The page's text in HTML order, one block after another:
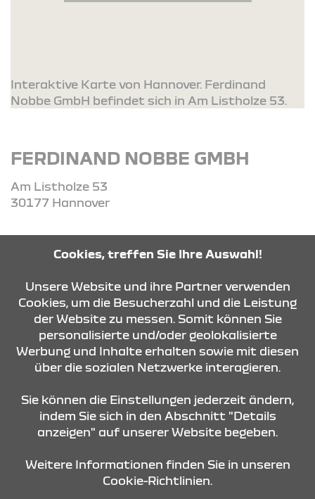
Interaktive Karte von Hannover. Ferdinand
Nobbe GmbH befindet sich in Am Listholze 53.
FERDINAND NOBBE GMBH
Am Listholze 53
30177 Hannover
ROUTE PLANEN
ANFRAGE SENDEN
Cookies, treffen Sie Ihre Auswahl!
Unsere Website und ihre Partner verwenden
Cookies, um die Besucherzahl und die Leistung
der Website zu messen. Somit können Sie
personalisierte und/oder geolokalisierte
Werbung und Inhalte erhalten sowie mit diesen
über die sozialen Netzwerke interagieren.
Sie können die Einstellungen jederzeit ändern,
indem Sie sich in den Abschnitt "Details
anzeigen" auf unserer Website begeben.
Weitere Informationen finden Sie in unseren
Cookie-Richtlinien.